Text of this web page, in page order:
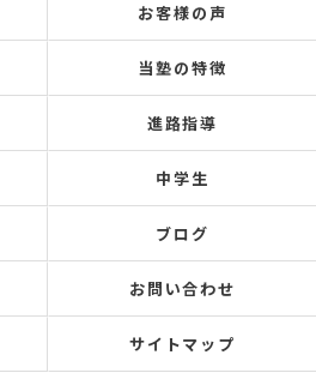
お客様の声
当塾の特徴
進路指導
中学生
ブログ
お問い合わせ
サイトマップ